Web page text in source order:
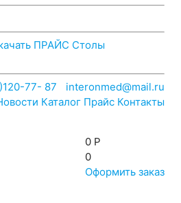
ПРАЙС Столы
77- 87
interonmed@mail.ru
Каталог Прайс Контакты
0 Р
0
Оформить заказ